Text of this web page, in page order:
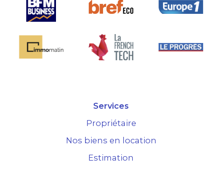
Services
Propriétaire
Nos biens en location
Estimation